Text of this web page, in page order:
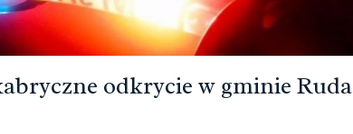
odkrycie w gminie Ruda